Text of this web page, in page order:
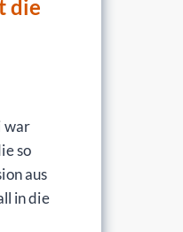
die
war
so
aus
in die